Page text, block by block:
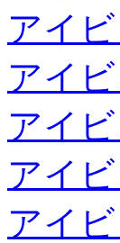
アイ
アイ
アイ
アイ
アイ